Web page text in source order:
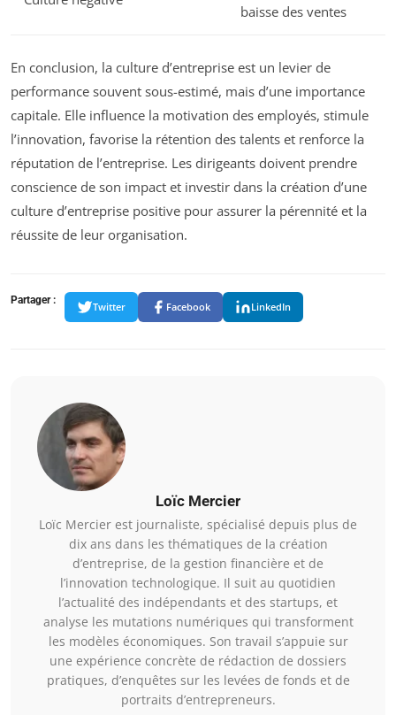
baisse des ventes
En conclusion, la culture d’entreprise est un levier de
performance souvent sous-estimé, mais d’une importance
capitale. Elle influence la motivation des employés, stimule
l’innovation, favorise la rétention des talents et renforce la
réputation de l’entreprise. Les dirigeants doivent prendre
conscience de son impact et investir dans la création d’une
culture d’entreprise positive pour assurer la pérennité et la
réussite de leur organisation.
Partager :
Twitter Facebook LinkedIn
Loïc Mercier
Loïc Mercier est journaliste, spécialisé depuis plus de
dix ans dans les thématiques de la création
d’entreprise, de la gestion financière et de
l’innovation technologique. Il suit au quotidien
l’actualité des indépendants et des startups, et
analyse les mutations numériques qui transforment
les modèles économiques. Son travail s’appuie sur
une expérience concrète de rédaction de dossiers
pratiques, d’enquêtes sur les levées de fonds et de
portraits d’entrepreneurs.